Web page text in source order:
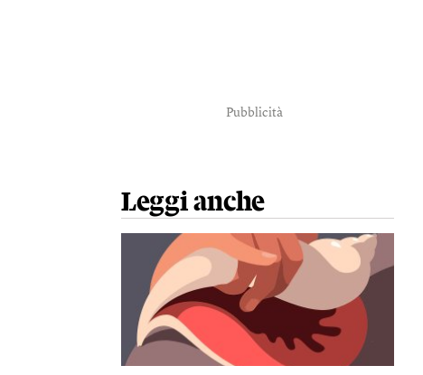
Pubblicità
Leggi anche